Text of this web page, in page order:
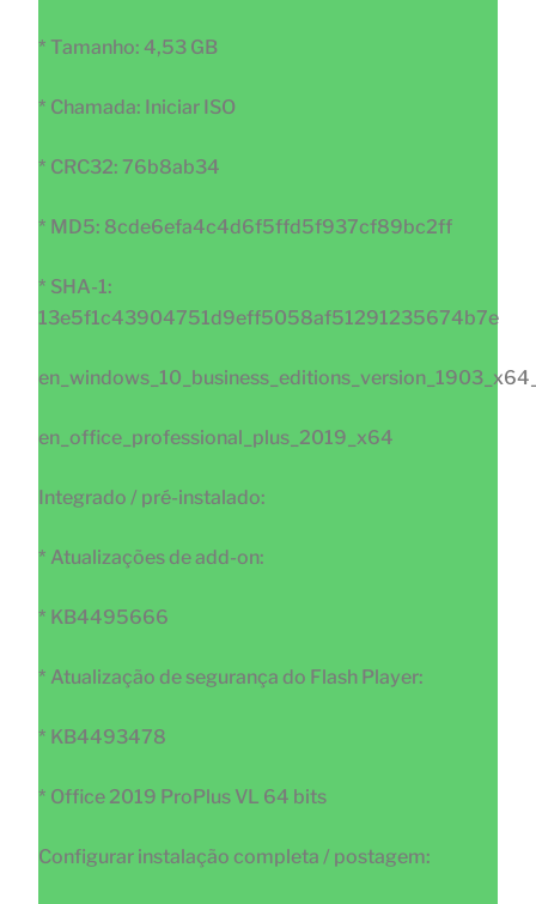
* Tamanho: 4,53 GB
* Chamada: Iniciar ISO
* CRC32: 76b8ab34
* MD5: 8cde6efa4c4d6f5ffd5f937cf89bc2ff
* SHA-1:
13e5f1c43904751d9eff5058af51291235674b7e
en_office_professional_plus_2019_x64
Integrado / pré-instalado:
* Atualizações de add-on:
* KB4495666
* Atualização de segurança do Flash Player:
* KB4493478
* Office 2019 ProPlus VL 64 bits
Configurar instalação completa / postagem: